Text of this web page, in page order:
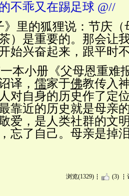
不乖又在踢足球 @//
》里的狐狸说：节庆
）是重要的。那会让
始兴奋起来，跟平时
本小册《父母恩重难
译， 儒家于佛教传入
对自身的历史作了定
靠近的历史就是母亲
爱，是人类社群的文
忘了自己。母亲是掉
浏览(1329) (3)